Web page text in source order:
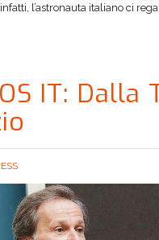
l’astronauta italiano ci
IT: Dalla